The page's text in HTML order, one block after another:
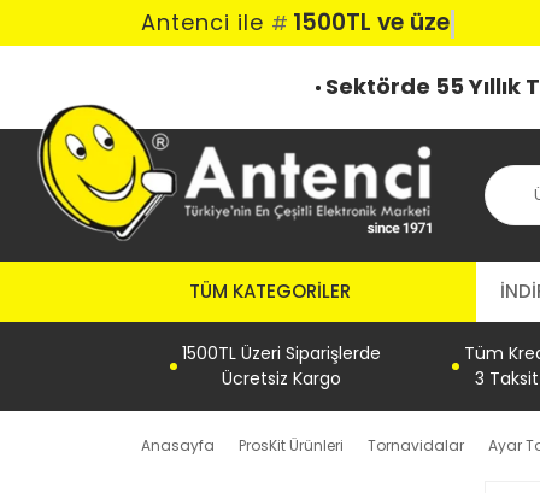
Antenci ile # 1500TL ve üzeri k
Sektörde 55 Yıllık
TÜM KATEGORILER
1500TL Üzeri Siparişlerde
Ücretsiz Kargo
Tüm
3
Anasayfa ProsKit Ürünleri Tornavidalar Ayar